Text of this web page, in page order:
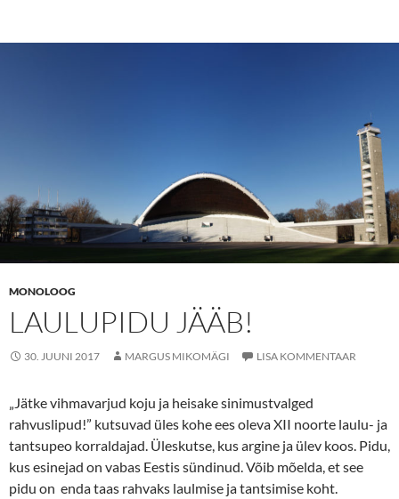
MONOLOOG
LAULUPIDU JÄÄB!
30. JUUNI 2017 MARGUS MIKOMÄGI LISA KOMMENTAAR
„Jätke vihmavarjud koju ja heisake sinimustvalged
rahvuslipud!” kutsuvad üles kohe ees oleva XII noorte laulu- ja
tantsupeo korraldajad. Üleskutse, kus argine ja ülev koos. Pidu,
kus esinejad on vabas Eestis sündinud. Võib mõelda, et see
pidu on enda taas rahvaks laulmise ja tantsimise koht.